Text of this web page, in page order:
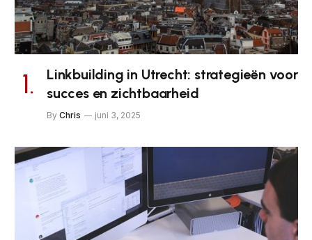
Linkbuilding in Utrecht: strategieën voor
succes en zichtbaarheid
By Chris juni 3, 2025